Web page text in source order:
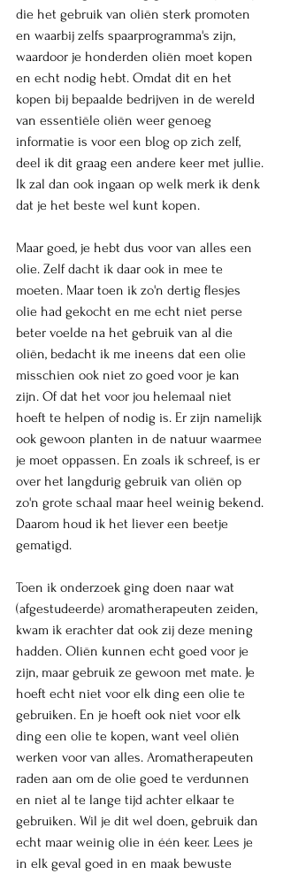
die het gebruik van oliën sterk promoten
en waarbij zelfs spaarprogramma's zijn,
waardoor je honderden oliën moet kopen
en echt nodig hebt. Omdat dit en het
kopen bij bepaalde bedrijven in de wereld
van essentiële oliën weer genoeg
informatie is voor een blog op zich zelf,
deel ik dit graag een andere keer met jullie.
Ik zal dan ook ingaan op welk merk ik denk
dat je het beste wel kunt kopen.
Maar goed, je hebt dus voor van alles een
olie. Zelf dacht ik daar ook in mee te
moeten. Maar toen ik zo'n dertig flesjes
olie had gekocht en me echt niet perse
beter voelde na het gebruik van al die
oliën, bedacht ik me ineens dat een olie
misschien ook niet zo goed voor je kan
zijn. Of dat het voor jou helemaal niet
hoeft te helpen of nodig is. Er zijn namelijk
ook gewoon planten in de natuur waarmee
je moet oppassen. En zoals ik schreef, is er
over het langdurig gebruik van oliën op
zo'n grote schaal maar heel weinig bekend.
Daarom houd ik het liever een beetje
gematigd.
Toen ik onderzoek ging doen naar wat
(afgestudeerde) aromatherapeuten zeiden,
kwam ik erachter dat ook zij deze mening
hadden. Oliën kunnen echt goed voor je
zijn, maar gebruik ze gewoon met mate. Je
hoeft echt niet voor elk ding een olie te
gebruiken. En je hoeft ook niet voor elk
ding een olie te kopen, want veel oliën
werken voor van alles. Aromatherapeuten
raden aan om de olie goed te verdunnen
en niet al te lange tijd achter elkaar te
gebruiken. Wil je dit wel doen, gebruik dan
echt maar weinig olie in één keer. Lees je
in elk geval goed in en maak bewuste